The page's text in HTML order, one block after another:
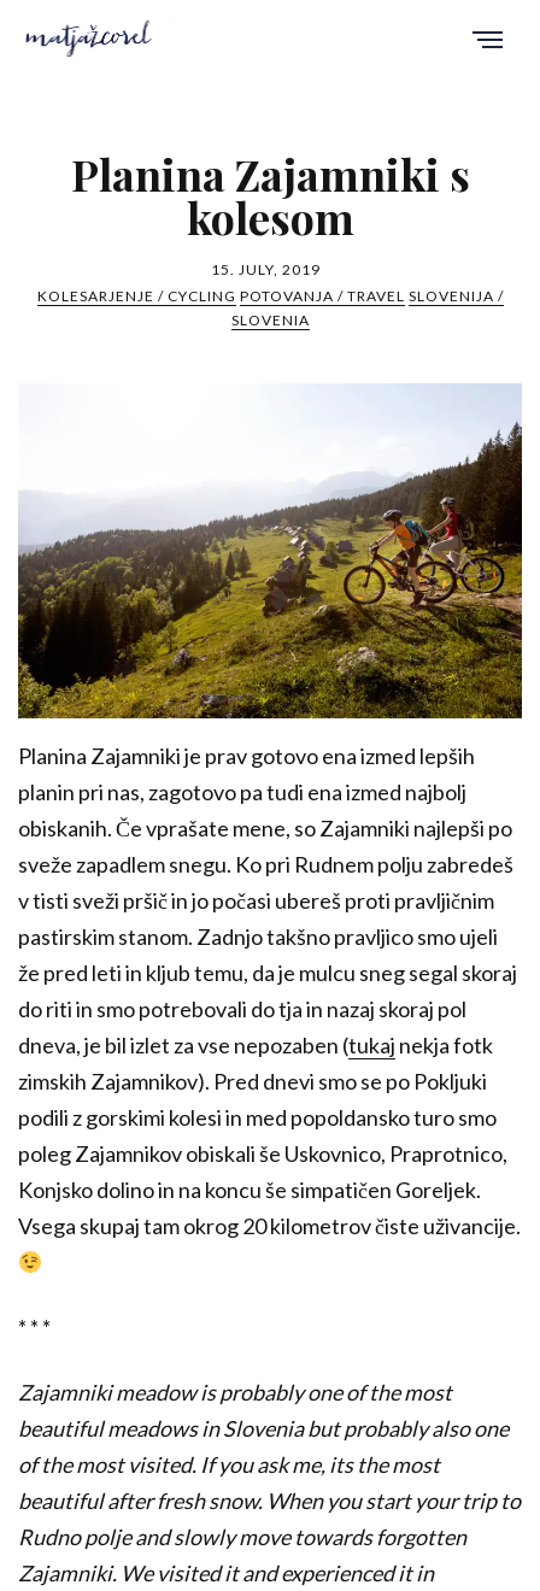
Planina Zajamniki s
kolesom
15. JULY, 2019
KOLESARJENJE / CYCLING POTOVANJA / TRAVEL SLOVENIJA /
SLOVENIA
Planina Zajamniki je prav gotovo ena izmed lepših
planin pri nas, zagotovo pa tudi ena izmed najbolj
obiskanih. Če vprašate mene, so Zajamniki najlepši po
sveže zapadlem snegu. Ko pri Rudnem polju zabredeš
v tisti sveži pršič in jo počasi ubereš proti pravljičnim
pastirskim stanom. Zadnjo takšno pravljico smo ujeli
že pred leti in kljub temu, da je mulcu sneg segal skoraj
do riti in smo potrebovali do tja in nazaj skoraj pol
dneva, je bil izlet za vse nepozaben (tukaj nekja fotk
zimskih Zajamnikov). Pred dnevi smo se po Pokljuki
podili z gorskimi kolesi in med popoldansko turo smo
poleg Zajamnikov obiskali še Uskovnico, Praprotnico,
Konjsko dolino in na koncu še simpatičen Goreljek.
Vsega skupaj tam okrog 20 kilometrov čiste uživancije.
* * *
Zajamniki meadow is probably one of the most
beautiful meadows in Slovenia but probably also one
of the most visited. If you ask me, its the most
beautiful after fresh snow. When you start your trip to
Rudno polje and slowly move towards forgotten
Zajamniki. We visited it and experienced it in